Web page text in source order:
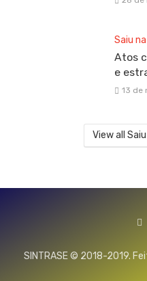
Saiu
Atos
e
13 de
View all
SINTRASE © 2018-2019.